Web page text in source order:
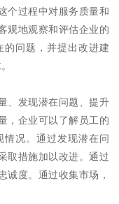
个过程中对服务质量和
观地观察和评估企业的
问题，并提出改进建
、发现潜在问题、提升
，企业可以了解员工的
况。通过发现潜在问
取措施加以改进。通过
诚度。通过收集市场，